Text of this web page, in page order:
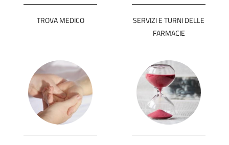
TROVA MEDICO
SERVIZI E TURNI DELLE
FARMACIE